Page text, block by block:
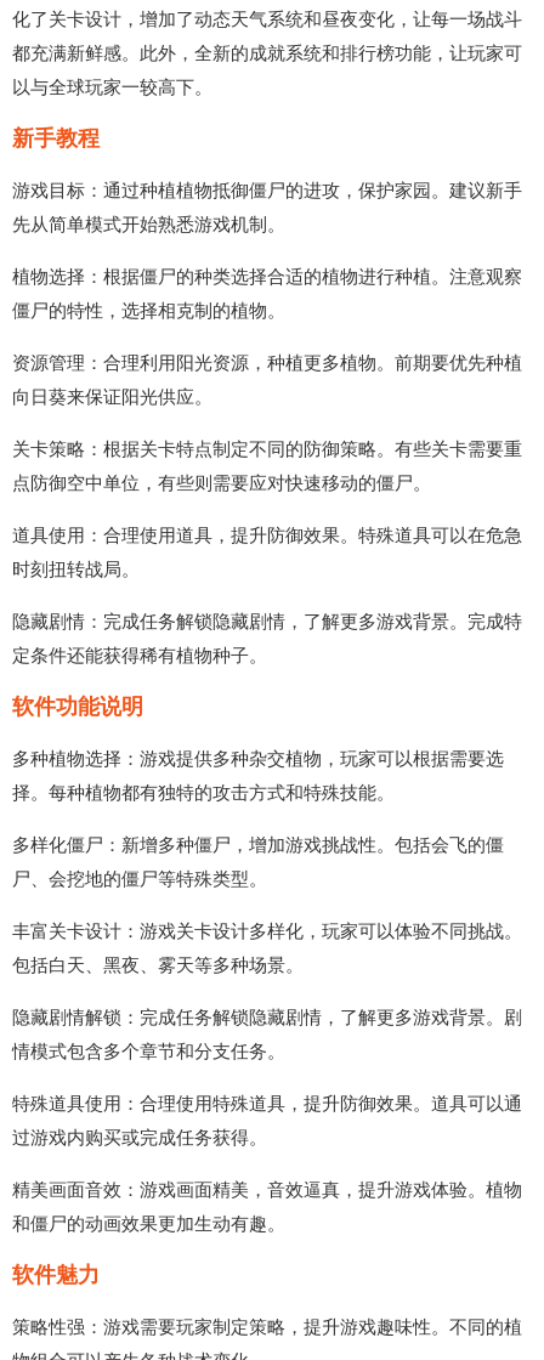
化了关卡设计，增加了动态天气系统和昼夜变化，让每一场战斗
都充满新鲜感。此外，全新的成就系统和排行榜功能，让玩家可
以与全球玩家一较高下。
新手教程
游戏目标：通过种植植物抵御僵尸的进攻，保护家园。建议新手
先从简单模式开始熟悉游戏机制。
植物选择：根据僵尸的种类选择合适的植物进行种植。注意观察
僵尸的特性，选择相克制的植物。
资源管理：合理利用阳光资源，种植更多植物。前期要优先种植
向日葵来保证阳光供应。
关卡策略：根据关卡特点制定不同的防御策略。有些关卡需要重
点防御空中单位，有些则需要应对快速移动的僵尸。
道具使用：合理使用道具，提升防御效果。特殊道具可以在危急
时刻扭转战局。
隐藏剧情：完成任务解锁隐藏剧情，了解更多游戏背景。完成特
定条件还能获得稀有植物种子。
软件功能说明
多种植物选择：游戏提供多种杂交植物，玩家可以根据需要选
择。每种植物都有独特的攻击方式和特殊技能。
多样化僵尸：新增多种僵尸，增加游戏挑战性。包括会飞的僵
尸、会挖地的僵尸等特殊类型。
丰富关卡设计：游戏关卡设计多样化，玩家可以体验不同挑战。
包括白天、黑夜、雾天等多种场景。
隐藏剧情解锁：完成任务解锁隐藏剧情，了解更多游戏背景。剧
情模式包含多个章节和分支任务。
特殊道具使用：合理使用特殊道具，提升防御效果。道具可以通
过游戏内购买或完成任务获得。
精美画面音效：游戏画面精美，音效逼真，提升游戏体验。植物
和僵尸的动画效果更加生动有趣。
软件魅力
策略性强：游戏需要玩家制定策略，提升游戏趣味性。不同的植